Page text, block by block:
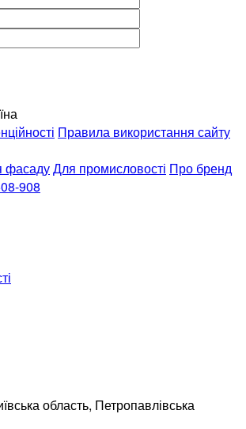
Правила використання сайту
фасадуДля промисловості Про бренд
908
область, Петропавлівська